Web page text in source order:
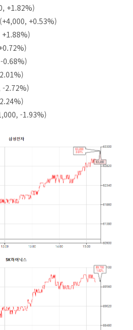
+1.82%)
+0.53%)
+1.88%)
0.68%)
-2.72%)
-1.93%)